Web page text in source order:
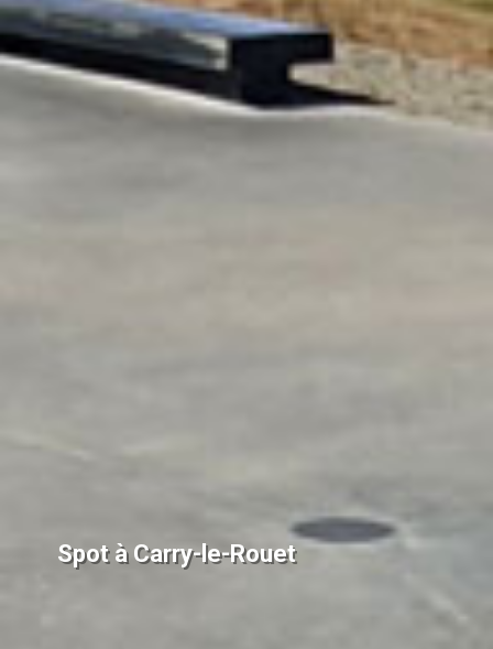
Spot à Carry-le-Rouet